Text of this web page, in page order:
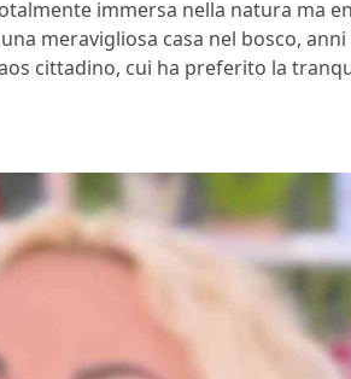
immersa nella natura ma
meravigliosa casa nel bosco, anni
cittadino, cui ha preferito la